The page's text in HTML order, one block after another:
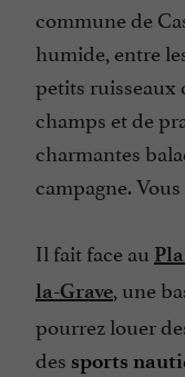
commune de
humide, entre
petits ruisseaux
champs et de
charmantes
campagne.
Il fait face au
la-Grave, une
pourrez louer
des sports